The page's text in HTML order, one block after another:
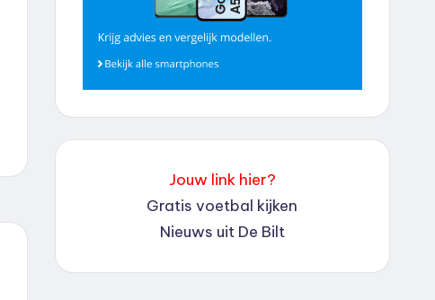
Jouw link hier?
Gratis voetbal kijken
Nieuws uit De Bilt